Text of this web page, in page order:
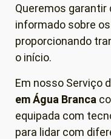
Queremos
informado sobre
proporcionando
o início.
Em nosso Serviço
emÁgua Branca
equipada com
para lidar com